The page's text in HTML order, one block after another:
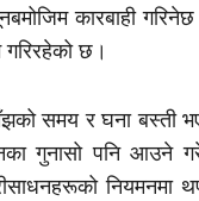
कारबाही
गरिरहेको छ।
समय र घना बस्ती
गुनासो पनि